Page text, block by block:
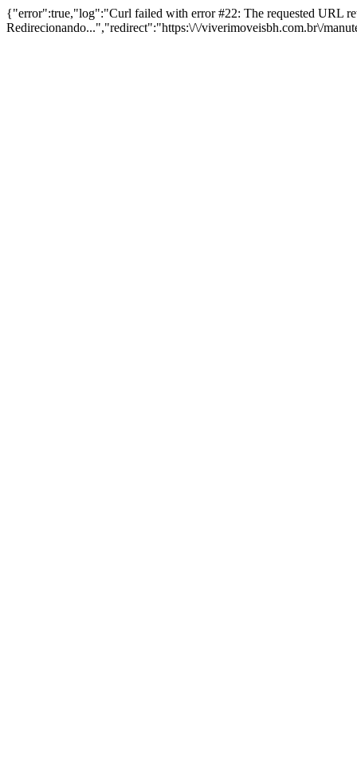
{"error":true,"log":"Curl failed with error #22: The requested URL
Redirecionando...","redirect":"https:\/\/viverimoveisbh.com.br\/